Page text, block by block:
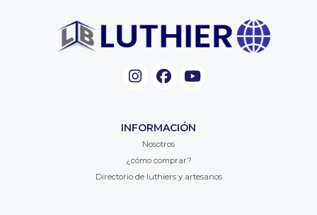
INFORMACIÓN
Nosotros
¿cómo comprar?
Directorio de luthiers y artesanos